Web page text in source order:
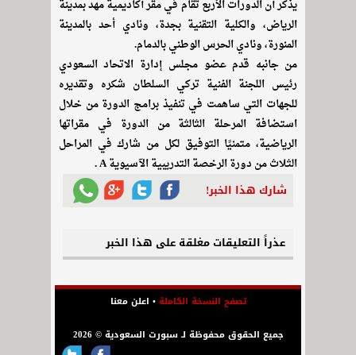
يذكر أن الدورات الأربع تقام في مقر أكاديمية مهد بمدينة
الرياض، والكلية التقنية بجدة، ونادي أحد بالمدينة
المنورة، ونادي الحرس الوطني بالدمام.
من جانبه قدم عضو مجلس إدارة الاتحاد السعودي
رئيس اللجنة الفنية تركي السلطان شكره وتقديره
للجهات التي ساهمت في تنفيذ برامج الدورة من خلال
استضافة المرحلة الثالثة من الدورة في مقراتها
الرياضية، متمنيًا التوفيق لكل من شارك في المراحل
الثلاث من دورة الرخصة التدريبية الآسيوية A .
شارك هذا الخبر!
عذراً التعليقات مغلقة على هذا الخبر
تصفح النسخة الكاملة• اعلن معنا
جميع الحقوق محفوظة لـ سبورت السعودية © 2026